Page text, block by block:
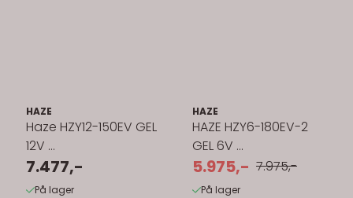
HAZE
Haze HZY12-150EV GEL
12V ...
7.477,-
På lager
HAZE
HAZE HZY6-180EV-2
GEL 6V ...
5.975,- 7.975,-
På lager